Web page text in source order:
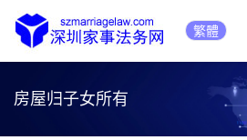
繁體
房屋归子女所有